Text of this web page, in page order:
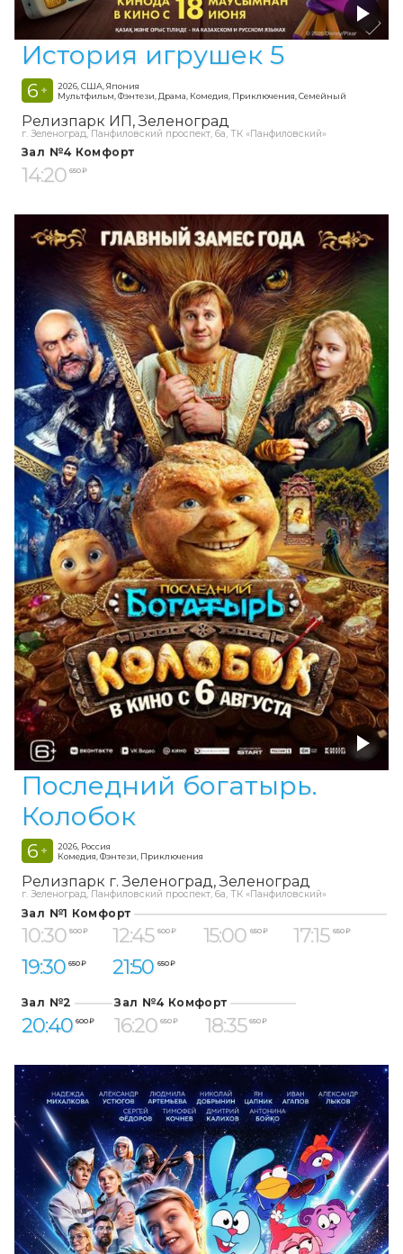
История игрушек 5
6 +
2026, США, Япония
Мультфильм, Фэнтези, Драма, Комедия, Приключения, Семейный
Релизпарк ИП Зеленоград
г. Зеленоград, Панфиловский проспект, 6а, ТК «Панфиловский»
Зал №4 Комфорт
14:20 650 ₽
Последний богатырь.
Колобок
6 +
2026, Россия
Комедия, Фэнтези, Приключения
Релизпарк г. Зеленоград Зеленоград
г. Зеленоград, Панфиловский проспект, 6а, ТК «Панфиловский»
Зал №1 Комфорт
10:30 500 ₽ 12:45 600 ₽ 15:00 650 ₽ 17:15 650 ₽
19:30 650 ₽ 21:50 650 ₽
Зал №2
20:40 600 ₽
Зал №4 Комфорт
16:20 650 ₽ 18:35 650 ₽